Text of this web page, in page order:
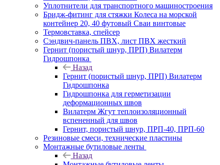
Уплотнители для транспортного машиностроения
Бридж-фитинг для стяжки Колеса на морской
контейнер 20, 40 футовый Сваи винтовые
Термовставка, спейсер
Сэндвич-панель ПВХ, лист ПВХ жесткий
Гернит (пористый шнур, ПРП) Вилатерм
Гидрошпонка
Назад
Гернит (пористый шнур, ПРП) Вилатерм
Гидрошпонка
Гидрошпонка для герметизации
деформационных швов
Вилатерм Жгут теплоизоляционный
вспененный для швов
Гернит, пористый шнур, ПРП-40, ПРП-60
Резиновые смеси, технические пластины
Монтажные бутиловые ленты
Назад